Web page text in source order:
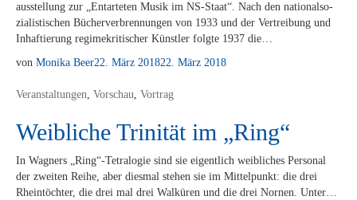
aus­stel­lung zur „Ent­ar­te­ten Mu­sik im NS-Staat“. Nach den na­tio­nal­so­
zia­lis­ti­schen Bü­cher­ver­bren­nun­gen von 1933 und der Ver­trei­bung und
In­haf­tie­rung re­gime­kri­ti­scher Künst­ler folg­te 1937 die…
von Monika Beer22. März 201822. März 2018
Veranstaltungen, Vorschau, Vortrag
Weibliche Trinität im „Ring“
In Wag­ners „Ring“-Tetralogie sind sie ei­gent­lich weib­li­ches Per­so­nal
der zwei­ten Rei­he, aber dies­mal ste­hen sie im Mit­tel­punkt: die drei
Rhein­töch­ter, die drei mal drei Wal­kü­ren und die drei Nor­nen. Unter…